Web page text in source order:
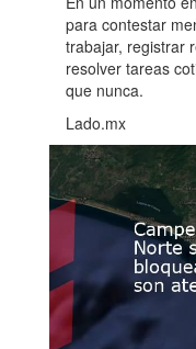
para contestar
trabajar, registrar
resolver tareas
que nunca.
Lado.mx